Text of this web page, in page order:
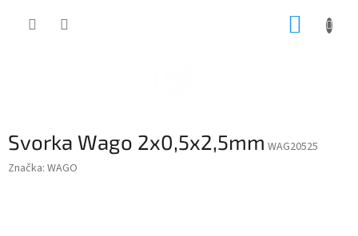
Svorka Wago 2x0,5x2,5mm WAG20525
Značka: WAGO